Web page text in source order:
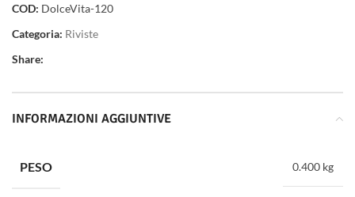
COD: DolceVita-120
Categoria: Riviste
Share:
INFORMAZIONI AGGIUNTIVE
PESO 0.400 kg